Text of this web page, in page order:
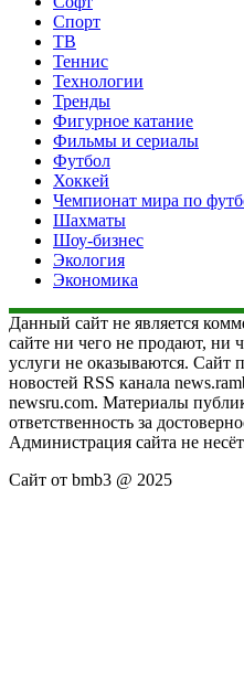
Спорт
ТВ
Теннис
Технологии
Тренды
Фигурное катание
Фильмы и сериалы
Футбол
Хоккей
Чемпионат мира по
Шахматы
Шоу-бизнес
Экология
Экономика
Данный сайт не является
сайте ни чего не продают, ни
услуги не оказываются. Сайт
новостей RSS канала
newsru.com. Материалы
ответственность за
Администрация сайта не
Сайт от bmb3 @ 2025